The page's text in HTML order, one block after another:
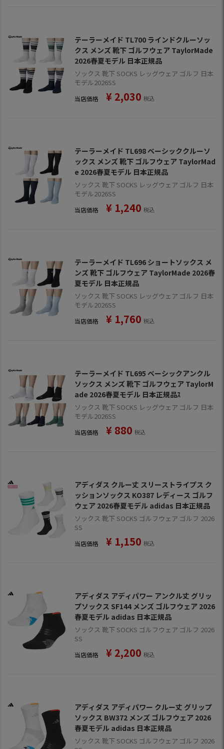
テーラーメイド TL700 ラインドクルーソッ
クス メンズ 靴下 ゴルフウェア TaylorMade
2026春夏モデル 日本正規品
ソックス 靴下 SOCKS レッグウェア ゴルフ 日本
モデル2026SS
当店価格 ¥ 2,030 税込
テーラーメイド TL698 ベーシッククルーソ
ックス メンズ 靴下 ゴルフウェア TaylorMad
e 2026春夏モデル 日本正規品
ソックス 靴下 SOCKS レッグウェア ゴルフ 日本
モデル2026SS
当店価格 ¥ 1,240 税込
テーラーメイド TL696 ショートソックス メ
ンズ 靴下 ゴルフウェア TaylorMade 2026春
夏モデル 日本正規品
ソックス 靴下 SOCKS レッグウェア ゴルフ 日本
モデル2026SS
当店価格 ¥ 1,760 税込
テーラーメイド TL695 ベーシックアンクル
ソックス メンズ 靴下 ゴルフウェア TaylorM
ade 2026春夏モデル 日本正規品ｽ
ソックス 靴下 SOCKS レッグウェア ゴルフ 日本
モデル2026SS
当店価格 ¥ 880 税込
アディダス クルー丈 スリーストライプス ク
ッションソックス KO387 レディース ゴルフ
ウェア 2026春夏モデル adidas 日本正規品
ソックス 靴下 SOCKS ゴルフウェア ゴルフ 2026
SS
当店価格 ¥ 1,150 税込
アディダス アディパワー アンクル丈 グリッ
プソックス SF144 メンズ ゴルフウェア 2026
春夏モデル adidas 日本正規品
ソックス 靴下 SOCKS ゴルフウェア ゴルフ 2026
SS
当店価格 ¥ 2,200 税込
アディダス アディパワー クルー丈 グリップ
ソックス BW372 メンズ ゴルフウェア 2026
春夏モデル adidas 日本正規品
ソックス 靴下 SOCKS ゴルフウェア ゴルフ 2026